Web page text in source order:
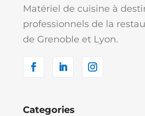
Matériel de cuisine à
professionnels de la
de Grenoble et Lyon.
Categories